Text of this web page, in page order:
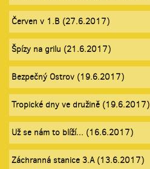
Červen v 1.B (27.6.2017)
Špízy na grilu (21.6.2017)
Bezpečný Ostrov (19.6.2017)
Tropické dny ve družině (19.6.2017)
Už se nám to blíží... (16.6.2017)
Záchranná stanice 3.A (13.6.2017)